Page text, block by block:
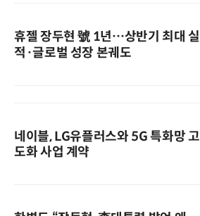
휴젤 장두현 號 1년…상반기 최대 실
적·글로벌 성장 본궤도
네이블, LG유플러스와 5G 특화망 고
도화 사업 계약